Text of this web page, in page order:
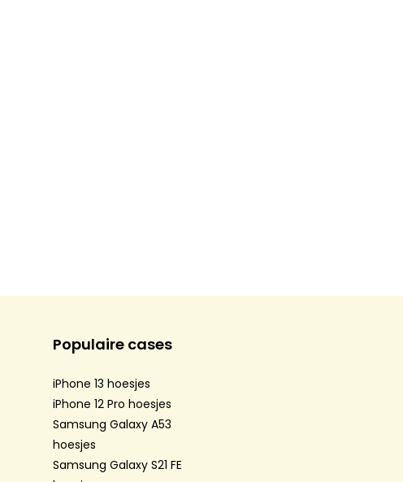
Populaire cases
iPhone 13 hoesjes
iPhone 12 Pro hoesjes
Samsung Galaxy A53
hoesjes
Samsung Galaxy S21 FE